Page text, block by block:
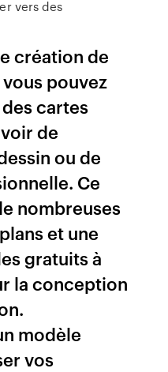
vers des
création de
pouvez
cartes
de
ou de
Ce
nombreuses
et une
gratuits à
la conception
modèle
vos